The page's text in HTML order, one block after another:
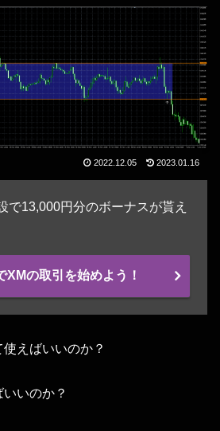
2022.12.05 2023.01.16
で13,000円分のボーナスが貰え
XMの取引を始めよう！
えばいいのか？
いのか？